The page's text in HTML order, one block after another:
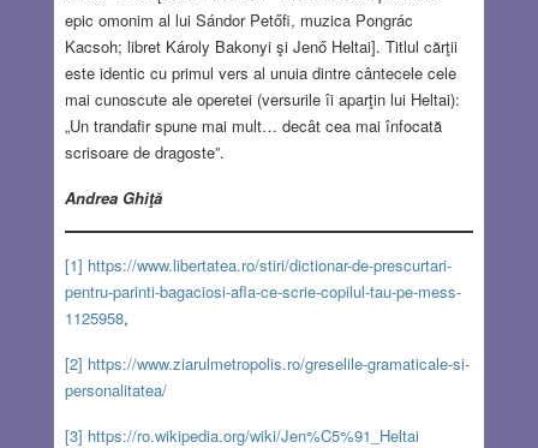
epic omonim al lui Sándor Petőfi, muzica Pongrác
Kacsoh; libret Károly Bakonyi şi Jenő Heltai]. Titlul cărţii
este identic cu primul vers al unuia dintre cântecele cele
mai cunoscute ale operetei (versurile îi aparţin lui Heltai):
„Un trandafir spune mai mult… decât cea mai înfocată
scrisoare de dragoste”.
Andrea Ghiţă
[1] https://www.libertatea.ro/stiri/dictionar-de-prescurtari-
pentru-parinti-bagaciosi-afla-ce-scrie-copilul-tau-pe-mess-
1125958,
[2] https://www.ziarulmetropolis.ro/greselile-gramaticale-si-
personalitatea/
[3] https://ro.wikipedia.org/wiki/Jen%C5%91_Heltai